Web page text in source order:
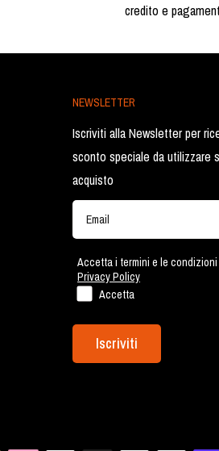
credito e
NEWSLETTER
Iscriviti alla Newsletter per
sconto speciale da utilizzare
acquisto
Accetta i termini e le
Privacy Policy
Accetta
Iscriviti